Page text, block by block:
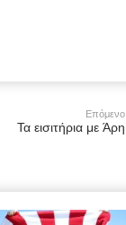
Επόμενο
Τα εισιτήρια με Άρη